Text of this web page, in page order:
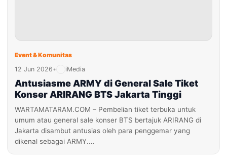
Event & Komunitas
12 Jun 2026• iMedia
Antusiasme ARMY di General Sale Tiket
Konser ARIRANG BTS Jakarta Tinggi
WARTAMATARAM.COM – Pembelian tiket terbuka untuk
umum atau general sale konser BTS bertajuk ARIRANG di
Jakarta disambut antusias oleh para penggemar yang
dikenal sebagai ARMY.…